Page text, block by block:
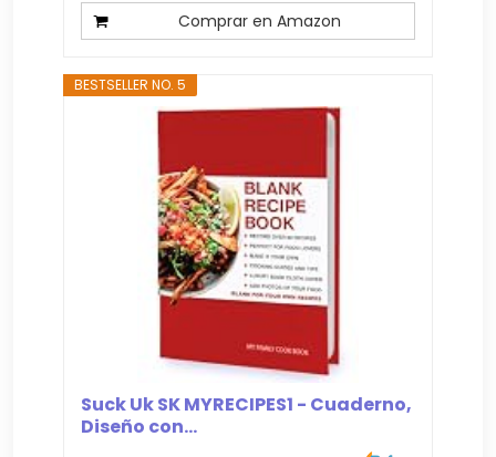
Comprar en Amazon
BESTSELLER NO. 5
Suck Uk SK MYRECIPES1 - Cuaderno,
Diseño con...